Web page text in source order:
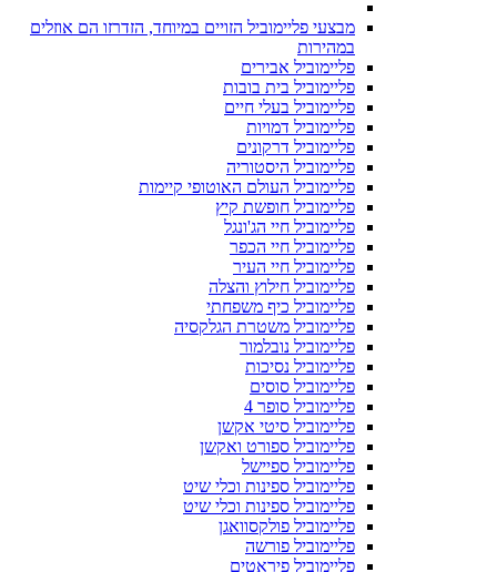
מבצעי פליימוביל הזויים במיוחד, הזדרזו הם אוזלים
במהירות
פליימוביל אבירים
פליימוביל בית בובות
פליימוביל בעלי חיים
פליימוביל דמויות
פליימוביל דרקונים
פליימוביל היסטוריה
פליימוביל העולם האוטופי קיימות
פליימוביל חופשת קיץ
פליימוביל חיי הג'ונגל
פליימוביל חיי הכפר
פליימוביל חיי העיר
פליימוביל חילוץ והצלה
פליימוביל כיף משפחתי
פליימוביל משטרת הגלקסיה
פליימוביל נובלמור
פליימוביל נסיכות
פליימוביל סוסים
פליימוביל סופר 4
פליימוביל סיטי אקשן
פליימוביל ספורט ואקשן
פליימוביל ספיישל
פליימוביל ספינות וכלי שיט
פליימוביל ספינות וכלי שיט
פליימוביל פולקסוואגן
פליימוביל פורשה
פליימוביל פיראטים